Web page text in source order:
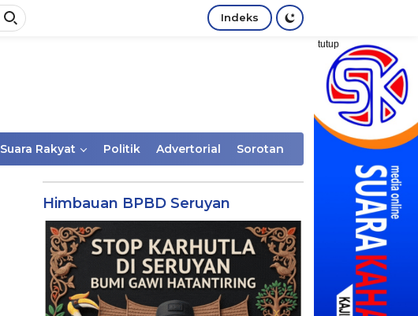
Indeks
tutup
Suara Rakyat Politik Advertorial Sorotan
Himbauan BPBD Seruyan